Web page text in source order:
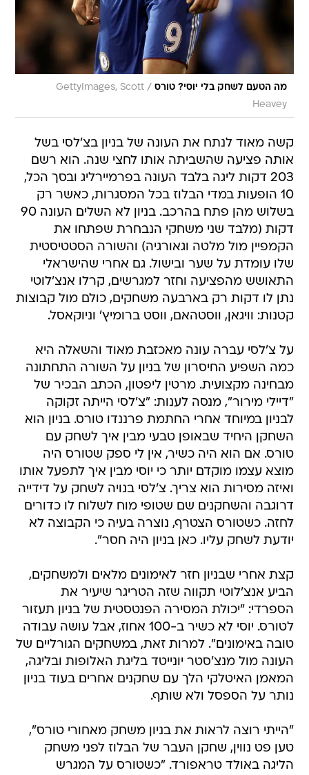
מה הטעם לשחק בלי יוסי? טורס /
GettyImages, Scott
Heavey
קשה מאוד לנתח את העונה של בניון בצ'לסי בשל
אותה פציעה שהשביתה אותו לחצי שנה. הוא רשם
203 דקות ליגה בלבד העונה בפרמיירליג ובסך הכל,
10 הופעות במדי הבלוז בכל המסגרות, כאשר רק
בשלוש מהן פתח בהרכב. בניון לא השלים העונה 90
דקות (מלבד שני משחקי הנבחרת שפתחו את
הקמפיין מול מלטה וגאורגיה) והשורה הסטטיסטית
שלו עומדת על שער ובישול. גם אחרי שהישראלי
התאושש מהפציעה וחזר למגרשים, קרלו אנצ'לוטי
נתן לו דקות רק בארבעה משחקים, כולם מול קבוצות
קטנות: וויגאן, ווסטהאם, ווסט ברומיץ' וניוקאסל.
על צ'לסי עברה עונה מאכזבת מאוד והשאלה היא
כמה השפיע החיסרון של בניון על השורה התחתונה
מבחינה מקצועית. מרטין ליפטון, הכתב הבכיר של
"דיילי מירור", מנסה לענות: "צ'לסי הייתה זקוקה
לבניון במיוחד אחרי החתמת פרננדו טורס. בניון הוא
השחקן היחיד שבאופן טבעי מבין איך לשחק עם
טורס. אם הוא היה כשיר, אין לי ספק שטורס היה
מוצא עצמו מוקדם יותר כי יוסי מבין איך לתפעל אותו
ואיזה מסירות הוא צריך. צ'לסי בנויה לשחק על דידייה
דרוגבה והשחקנים שם שטופי מוח לשלוח לו כדורים
לחזה. כשטורס הצטרף, נוצרה בעיה כי הקבוצה לא
יודעת לשחק עליו. כאן בניון היה חסר".
קצת אחרי שבניון חזר לאימונים מלאים ולמשחקים,
הביע אנצ'לוטי תקווה שזה הטריגר שיעיר את
הספרדי: "יכולת המסירה הפנטסטית של בניון תעזור
לטורס. יוסי לא כשיר ב-100 אחוז, אבל עושה עבודה
טובה באימונים". למרות זאת, במשחקים הגורליים של
העונה מול מנצ'סטר יונייטד בליגת האלופות ובליגה,
המאמן האיטלקי הלך עם שחקנים אחרים בעוד בניון
נותר על הספסל ולא שותף.
"הייתי רוצה לראות את בניון משחק מאחורי טורס",
טען פט נווין, שחקן העבר של הבלוז לפני משחק
הליגה באולד טראפורד. "כשטורס על המגרש